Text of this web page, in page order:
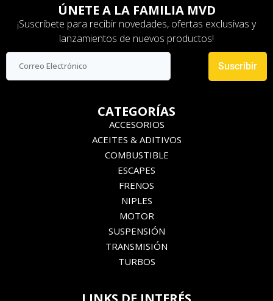
ÚNETE A LA FAMILIA MVD
¡Suscríbete para recibir novedades, ofertas exclusivas y
lanzamientos de nuevos productos!
Suscribir
CATEGORÍAS
ACCESORIOS
ACEITES & ADITIVOS
COMBUSTIBLE
ESCAPES
FRENOS
NIPLES
MOTOR
SUSPENSIÓN
TRANSMISIÓN
TURBOS